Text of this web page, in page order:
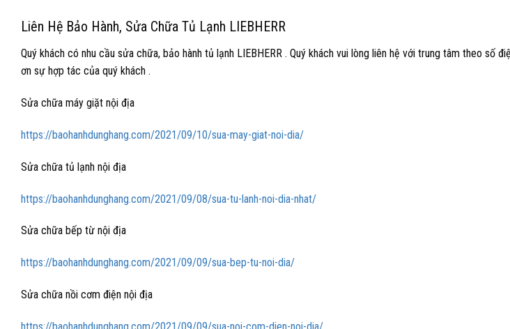
Liên Hệ Bảo Hành, Sửa Chữa Tủ Lạnh LIEBHERR
Quý khách có nhu cầu sửa chữa, bảo hành tủ lạnh LIEBHERR . Quý khách vui lòng liên hệ với trung tâm theo số
ơn sự hợp tác của quý khách .
Sửa chữa máy giặt nội địa
https://baohanhdunghang.com/2021/09/10/sua-may-giat-noi-dia/
Sửa chữa tủ lạnh nội địa
https://baohanhdunghang.com/2021/09/08/sua-tu-lanh-noi-dia-nhat/
Sửa chữa bếp từ nội địa
https://baohanhdunghang.com/2021/09/09/sua-bep-tu-noi-dia/
Sửa chữa nồi cơm điện nội địa
https://baohanhdunghang.com/2021/09/09/sua-noi-com-dien-noi-dia/